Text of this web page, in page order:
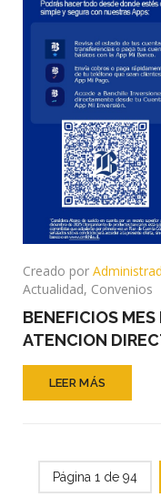
Creado por
Actualidad, Convenios
BENEFICIOS MES
ATENCION
LEER MÁS
Página 1 de 94